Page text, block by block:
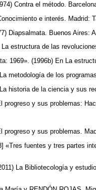
Contra el método.
e interés. Madrid:
Diapsalmata. Buenos Aires:
La estructura de las
1969». (1996b) En La
metodología de los
La historia de la ciencia y sus
progreso y sus problemas:
progreso y sus problemas.
«Tres fuentes y tres partes
La Bibliotecología y